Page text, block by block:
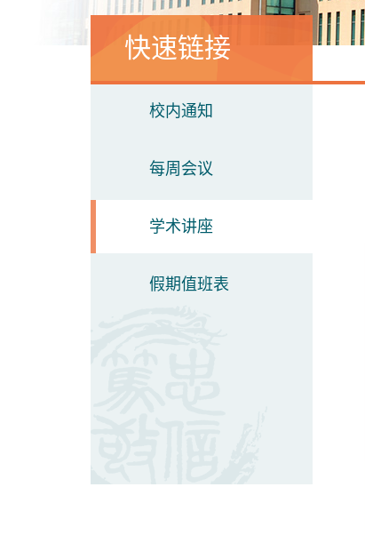
快速链接
校内通知
每周会议
学术讲座
假期值班表